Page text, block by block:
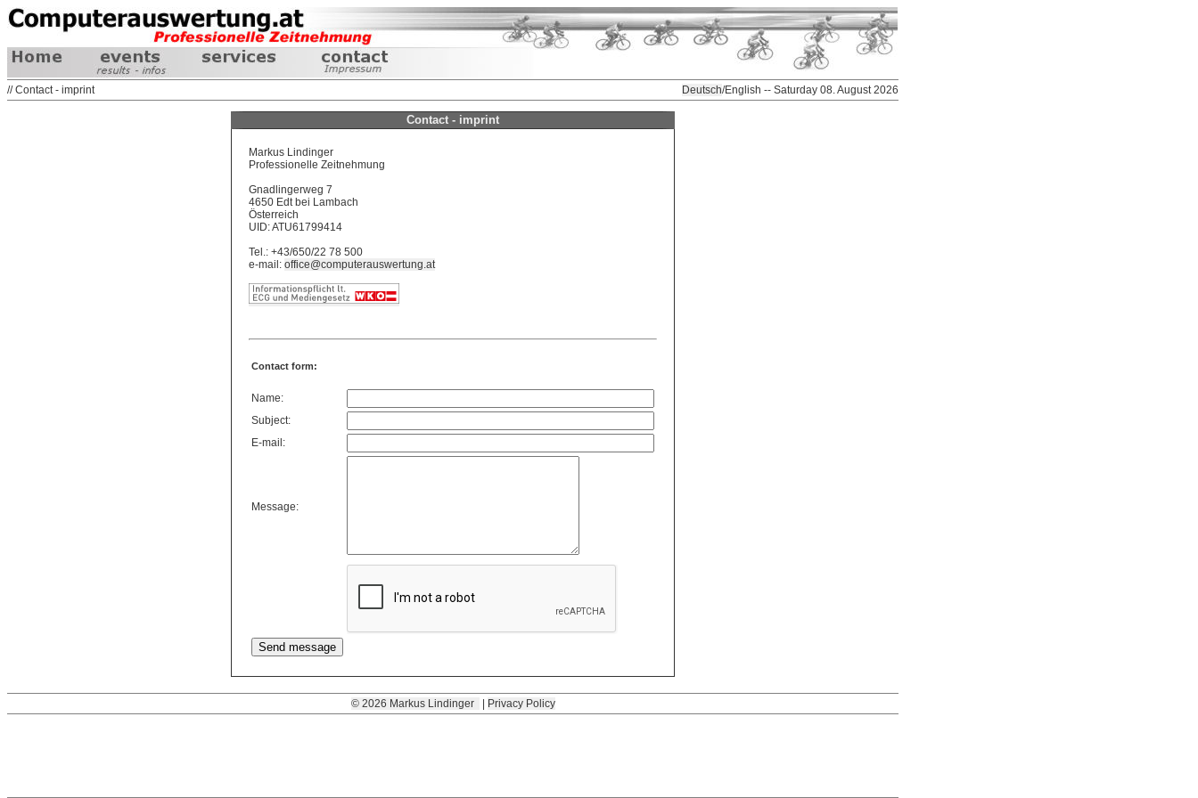
// Contact - imprint Deutsch/English -- Saturday 08. August 2026
Contact - imprint
Markus Lindinger
Professionelle Zeitnehmung
Gnadlingerweg 7
4650 Edt bei Lambach
Österreich
UID: ATU61799414
Tel.: +43/650/22 78 500
e-mail: office@computerauswertung.at
Contact form:
Name:
Subject:
E-mail:
Message:
© 2026 Markus Lindinger Privacy Policy